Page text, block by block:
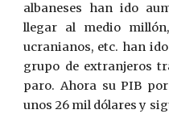
albaneses han ido
llegar al medio
ucranianos, etc. han
grupo de extranjeros
paro. Ahora su PIB
unos 26 mil dólares y